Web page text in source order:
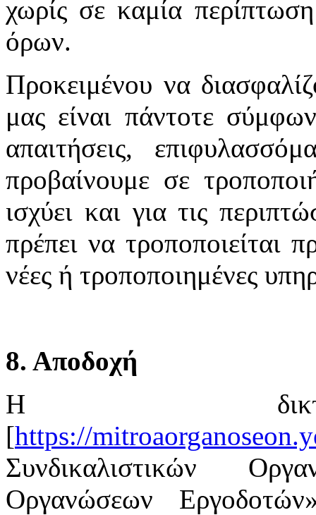
χωρίς σε καμία
όρων.
Προκειμένου να
μας είναι πάντοτε
απαιτήσεις,
προβαίνουμε σε
ισχύει και για τις
πρέπει να τροποποιείται
νέες ή τροποποιημένες
8. Αποδοχή
Η
[https://
Συνδικαλιστικών
Οργανώσεων